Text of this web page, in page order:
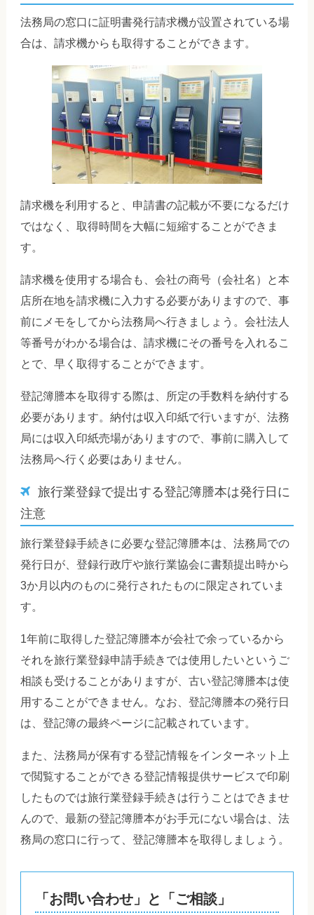
法務局の窓口に証明書発行請求機が設置されている場
合は、請求機からも取得することができます。
請求機を利用すると、申請書の記載が不要になるだけ
ではなく、取得時間を大幅に短縮することができま
す。
請求機を使用する場合も、会社の商号（会社名）と本
店所在地を請求機に入力する必要がありますので、事
前にメモをしてから法務局へ行きましょう。会社法人
等番号がわかる場合は、請求機にその番号を入れるこ
とで、早く取得することができます。
登記簿謄本を取得する際は、所定の手数料を納付する
必要があります。納付は収入印紙で行いますが、法務
局には収入印紙売場がありますので、事前に購入して
法務局へ行く必要はありません。
旅行業登録で提出する登記簿謄本は発行日に
注意
旅行業登録手続きに必要な登記簿謄本は、法務局での
発行日が、登録行政庁や旅行業協会に書類提出時から
3か月以内のものに発行されたものに限定されていま
す。
1年前に取得した登記簿謄本が会社で余っているから
それを旅行業登録申請手続きでは使用したいというご
相談も受けることがありますが、古い登記簿謄本は使
用することができません。なお、登記簿謄本の発行日
は、登記簿の最終ページに記載されています。
また、法務局が保有する登記情報をインターネット上
で閲覧することができる登記情報提供サービスで印刷
したものでは旅行業登録手続きは行うことはできませ
んので、最新の登記簿謄本がお手元にない場合は、法
務局の窓口に行って、登記簿謄本を取得しましょう。
「お問い合わせ」と「ご相談」